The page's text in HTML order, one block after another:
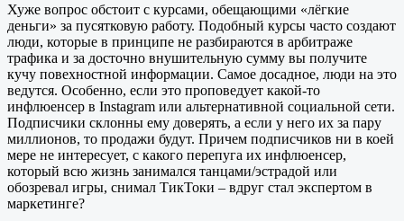
Хуже вопрос обстоит с курсами, обещающими «лёгкие
деньги» за пусятковую работу. Подобный курсы часто создают
люди, которые в принципе не разбираются в арбитраже
трафика и за досточно внушительную сумму вы получите
кучу повехностной информации. Самое досадное, люди на это
ведутся. Особенно, если это проповедует какой-то
инфлюенсер в Instagram или альтернативной социальной сети.
Подписчики склонны ему доверять, а если у него их за пару
миллионов, то продажи будут. Причем подписчиков ни в коей
мере не интересует, с какого перепуга их инфлюенсер,
который всю жизнь занимался танцами/эстрадой или
обозревал игры, снимал ТикТоки – вдруг стал экспертом в
маркетинге?